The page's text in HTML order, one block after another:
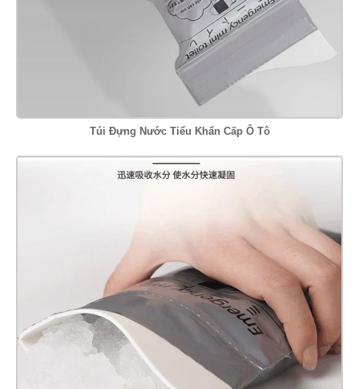
Túi Đựng Nước Tiểu Khẩn Cấp Ô Tô